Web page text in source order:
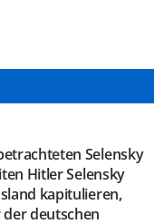
Selensky
Hitler Selensky
kapitulieren,
deutschen